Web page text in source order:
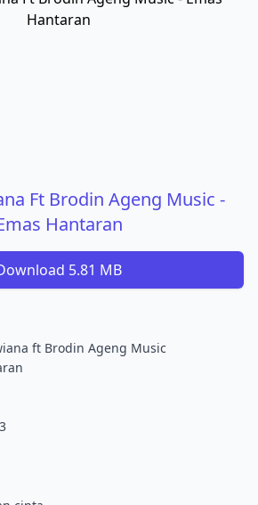
Ft Brodin Ageng Music -
Hantaran
5.81 MB
ft Brodin Ageng Music